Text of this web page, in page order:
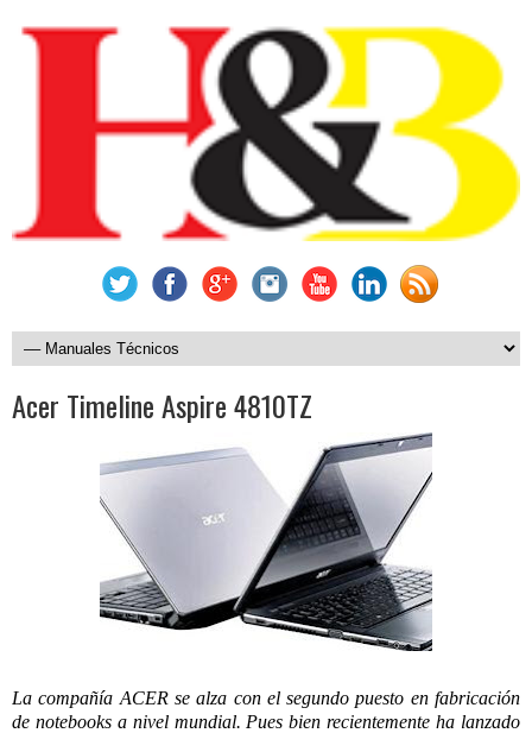
Acer Timeline Aspire 4810TZ
La compañía ACER se alza con el segundo puesto en fabricación
de notebooks a nivel mundial. Pues bien recientemente ha lanzado